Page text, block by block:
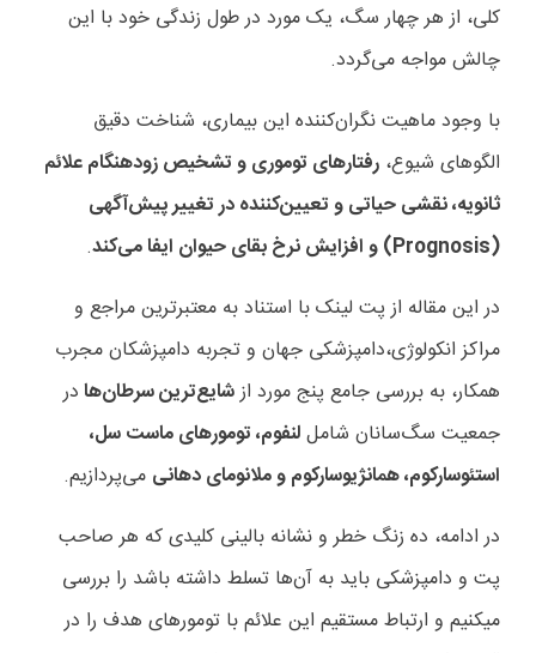
کلی، از هر چهار سگ، یک مورد در طول زندگی خود با این
چالش مواجه می‌گردد.
با وجود ماهیت نگران‌کننده این بیماری، شناخت دقیق
الگوهای شیوع، رفتارهای توموری و تشخیص زودهنگام علائم
ثانویه، نقشی حیاتی و تعیین‌کننده در تغییر پیش‌آگهی
(
Prognosis) و افزایش نرخ بقای حیوان ایفا می‌کند.
در این مقاله از پت لینک با استناد به معتبرترین مراجع و
مراکز انکولوژی،دامپزشکی جهان و تجربه دامپزشکان مجرب
همکار، به بررسی جامع پنج مورد ازشایع‌ترین سرطان‌هادر
جمعیت سگ‌سانان شامللنفوم، تومورهای ماست سل،
استئوسارکوم، همانژیوسارکوم و ملانومای دهانی می‌پردازیم.
در ادامه، ده زنگ خطر و نشانه بالینی کلیدی که هر صاحب
پت و دامپزشکی باید به آن‌ها تسلط داشته باشد را بررسی
میکنیم و ارتباط مستقیم این علائم با تومورهای هدف را در